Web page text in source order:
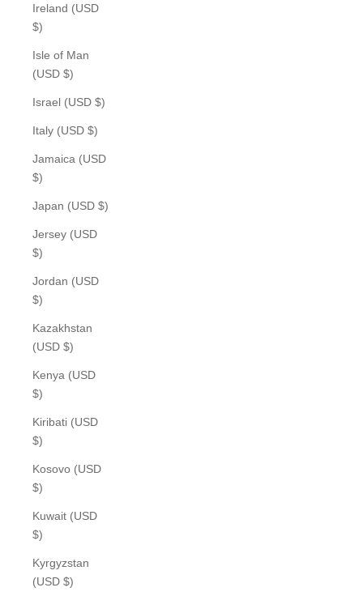
Ireland (USD
$)
Isle of Man
(USD $)
Israel (USD $)
Italy (USD $)
Jamaica (USD
$)
Japan (USD $)
Jersey (USD
$)
Jordan (USD
$)
Kazakhstan
(USD $)
Kenya (USD
$)
Kiribati (USD
$)
Kosovo (USD
$)
Kuwait (USD
$)
Kyrgyzstan
(USD $)